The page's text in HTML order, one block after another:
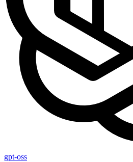
gpt-oss